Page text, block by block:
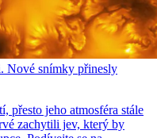
Nové snímky přinesly
přesto jeho atmosféra stále
zachytili jev, který by